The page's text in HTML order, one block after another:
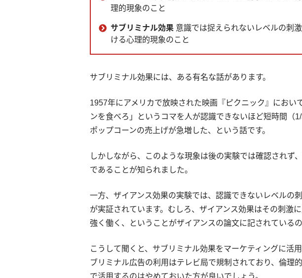
理的現象のこと
サブリミナル効果 意識では捉えられないレベルの刺
ける心理的現象のこと
サブリミナル効果には、ある有名な話があります。
1957年にアメリカで放映された映画『ピクニック』におい
ンを食べろ」というコマを人が認識できないほど短時間（
ポップコーンの売上げが急増した、という話です。
しかしながら、このような現象は後の実験では確認されず、
であることが知られました。
一方、ザイアンス効果の実験では、認識できないレベルの
が実証されています。むしろ、ザイアンス効果はその刺激
強く働く、ということがザイアンスの論文に記されているの
こうして聞くと、サブリミナル効果をマーケティングに活
ブリミナル広告の利用はテレビ局で規制されており、倫理
で活用するのはやめておいた方が良いでしょう。